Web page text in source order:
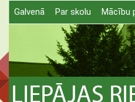
Galvenā Par skolu Mācību